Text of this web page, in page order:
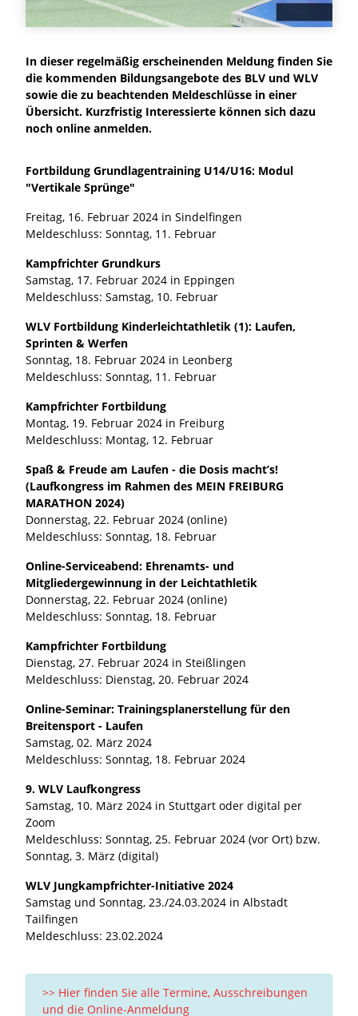
In dieser regelmäßig erscheinenden Meldung finden Sie
die kommenden Bildungsangebote des BLV und WLV
sowie die zu beachtenden Meldeschlüsse in einer
Übersicht. Kurzfristig Interessierte können sich dazu
noch online anmelden.
Fortbildung Grundlagentraining U14/U16: Modul
"Vertikale Sprünge"
Freitag, 16. Februar 2024 in Sindelfingen
Meldeschluss: Sonntag, 11. Februar
Kampfrichter Grundkurs
Samstag, 17. Februar 2024 in Eppingen
Meldeschluss: Samstag, 10. Februar
WLV Fortbildung Kinderleichtathletik (1): Laufen,
Sprinten & Werfen
Sonntag, 18. Februar 2024 in Leonberg
Meldeschluss: Sonntag, 11. Februar
Kampfrichter Fortbildung
Montag, 19. Februar 2024 in Freiburg
Meldeschluss: Montag, 12. Februar
Spaß & Freude am Laufen - die Dosis macht’s!
(Laufkongress im Rahmen des MEIN FREIBURG
MARATHON 2024)
Donnerstag, 22. Februar 2024 (online)
Meldeschluss: Sonntag, 18. Februar
Online-Serviceabend: Ehrenamts- und
Mitgliedergewinnung in der Leichtathletik
Donnerstag, 22. Februar 2024 (online)
Meldeschluss: Sonntag, 18. Februar
Kampfrichter Fortbildung
Dienstag, 27. Februar 2024 in Steißlingen
Meldeschluss: Dienstag, 20. Februar 2024
Online-Seminar: Trainingsplanerstellung für den
Breitensport - Laufen
Samstag, 02. März 2024
Meldeschluss: Sonntag, 18. Februar 2024
9. WLV Laufkongress
Samstag, 10. März 2024 in Stuttgart oder digital per
Zoom
Meldeschluss: Sonntag, 25. Februar 2024 (vor Ort) bzw.
Sonntag, 3. März (digital)
WLV Jungkampfrichter-Initiative 2024
Samstag und Sonntag, 23./24.03.2024 in Albstadt
Tailfingen
Meldeschluss: 23.02.2024
>> Hier finden Sie alle Termine, Ausschreibungen
und die Online-Anmeldung